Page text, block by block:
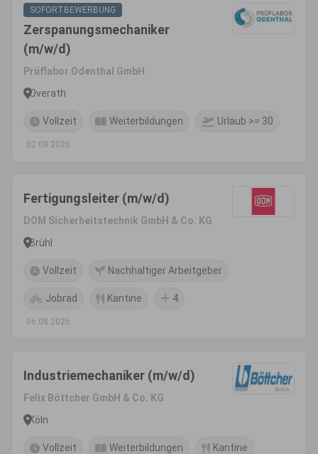
SOFORTBEWERBUNG
Zerspanungsmechaniker
(m/w/d)
Prüflabor Odenthal GmbH
Overath
Vollzeit Weiterbildungen Urlaub >= 30
02.08.2026
Fertigungsleiter (m/w/d)
DOM Sicherheitstechnik GmbH & Co. KG
Brühl
Vollzeit Nachhaltiger Arbeitgeber
Jobrad Kantine 4
06.08.2026
Industriemechaniker (m/w/d)
Felix Böttcher GmbH & Co. KG
Köln
Vollzeit Weiterbildungen Kantine